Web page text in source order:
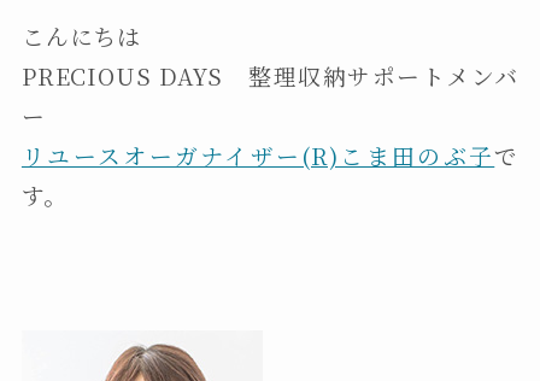
こんにちは
PRECIOUS DAYS 整理収納サポートメンバ
ー
リユースオーガナイザー(R)こま田のぶ子で
す。